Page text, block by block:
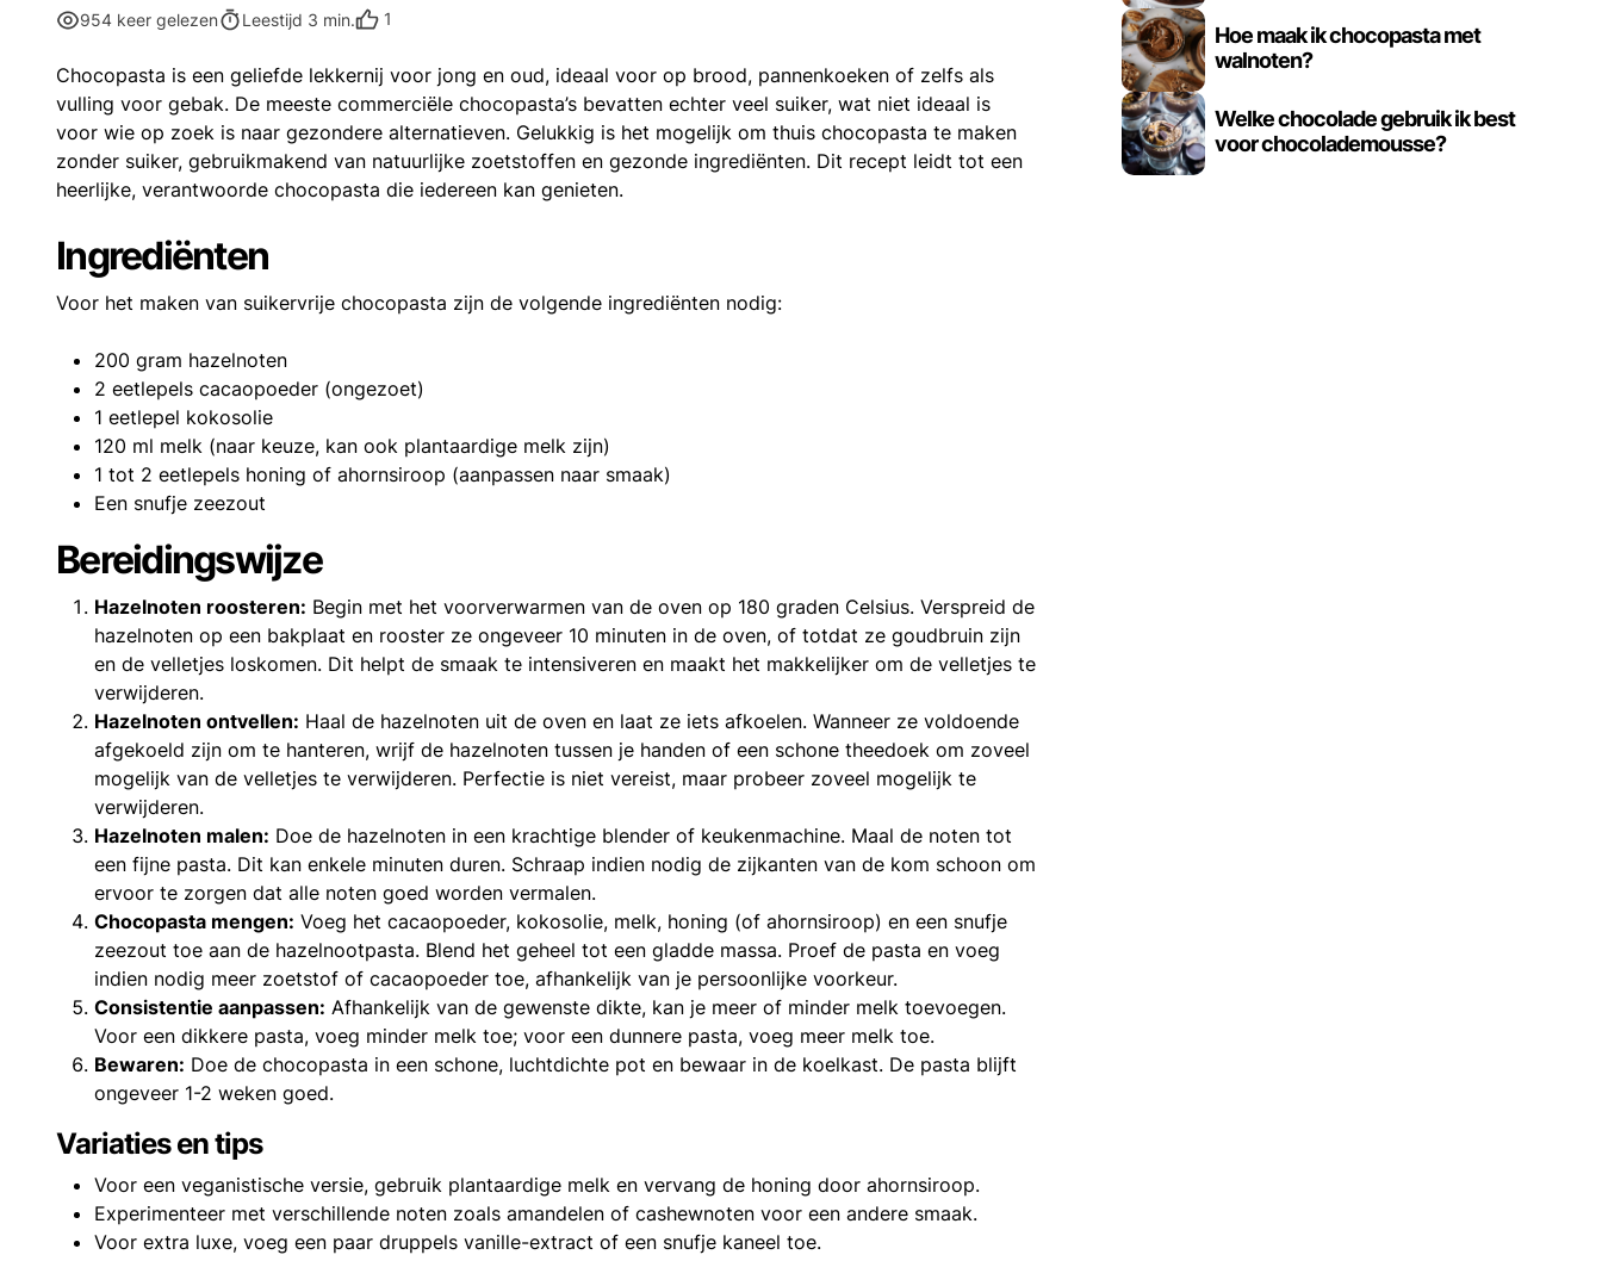
954 keer gelezen Leestijd 3 min. 1
Chocopasta is een geliefde lekkernij voor jong en oud, ideaal voor op brood, pannenkoeken of zelfs als
vulling voor gebak. De meeste commerciële chocopasta’s bevatten echter veel suiker, wat niet ideaal is
voor wie op zoek is naar gezondere alternatieven. Gelukkig is het mogelijk om thuis chocopasta te maken
zonder suiker, gebruikmakend van natuurlijke zoetstoffen en gezonde ingrediënten. Dit recept leidt tot een
heerlijke, verantwoorde chocopasta die iedereen kan genieten.
Ingrediënten
Voor het maken van suikervrije chocopasta zijn de volgende ingrediënten nodig:
200 gram hazelnoten
2 eetlepels cacaopoeder (ongezoet)
1 eetlepel kokosolie
120 ml melk (naar keuze, kan ook plantaardige melk zijn)
1 tot 2 eetlepels honing of ahornsiroop (aanpassen naar smaak)
Een snufje zeezout
Bereidingswijze
Hazelnoten roosteren: Begin met het voorverwarmen van de oven op 180 graden Celsius. Verspreid de
hazelnoten op een bakplaat en rooster ze ongeveer 10 minuten in de oven, of totdat ze goudbruin zijn
en de velletjes loskomen. Dit helpt de smaak te intensiveren en maakt het makkelijker om de velletjes te
verwijderen.
Hazelnoten ontvellen: Haal de hazelnoten uit de oven en laat ze iets afkoelen. Wanneer ze voldoende
afgekoeld zijn om te hanteren, wrijf de hazelnoten tussen je handen of een schone theedoek om zoveel
mogelijk van de velletjes te verwijderen. Perfectie is niet vereist, maar probeer zoveel mogelijk te
verwijderen.
Hazelnoten malen: Doe de hazelnoten in een krachtige blender of keukenmachine. Maal de noten tot
een fijne pasta. Dit kan enkele minuten duren. Schraap indien nodig de zijkanten van de kom schoon om
ervoor te zorgen dat alle noten goed worden vermalen.
Chocopasta mengen: Voeg het cacaopoeder, kokosolie, melk, honing (of ahornsiroop) en een snufje
zeezout toe aan de hazelnootpasta. Blend het geheel tot een gladde massa. Proef de pasta en voeg
indien nodig meer zoetstof of cacaopoeder toe, afhankelijk van je persoonlijke voorkeur.
Consistentie aanpassen: Afhankelijk van de gewenste dikte, kan je meer of minder melk toevoegen.
Voor een dikkere pasta, voeg minder melk toe; voor een dunnere pasta, voeg meer melk toe.
Bewaren: Doe de chocopasta in een schone, luchtdichte pot en bewaar in de koelkast. De pasta blijft
ongeveer 1-2 weken goed.
Variaties en tips
Voor een veganistische versie, gebruik plantaardige melk en vervang de honing door ahornsiroop.
Experimenteer met verschillende noten zoals amandelen of cashewnoten voor een andere smaak.
Voor extra luxe, voeg een paar druppels vanille-extract of een snufje kaneel toe.
Hoe maak ik chocopasta met
walnoten?
Welke chocolade gebruik ik best
voor chocolademousse?